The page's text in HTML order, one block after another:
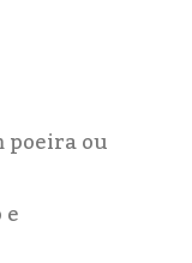
poeira ou